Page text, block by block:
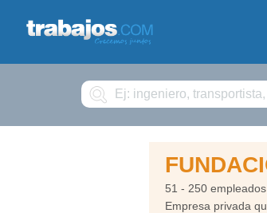
Buscar
51 - 250 empleados
Empresa privada